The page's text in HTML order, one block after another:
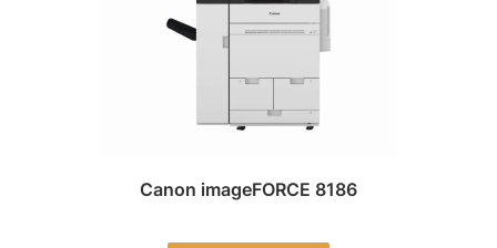
Canon imageFORCE 8186